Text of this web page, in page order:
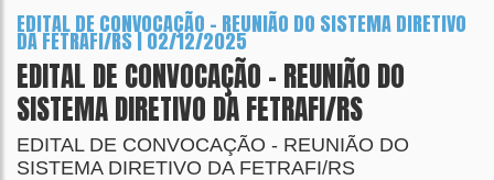
EDITAL DE CONVOCAÇÃO - REUNIÃO DO SISTEMA DIRETIVO
DA FETRAFI/RS | 02/12/2025
EDITAL DE CONVOCAÇÃO - REUNIÃO DO
SISTEMA DIRETIVO DA FETRAFI/RS
EDITAL DE CONVOCAÇÃO - REUNIÃO DO
SISTEMA DIRETIVO DA FETRAFI/RS